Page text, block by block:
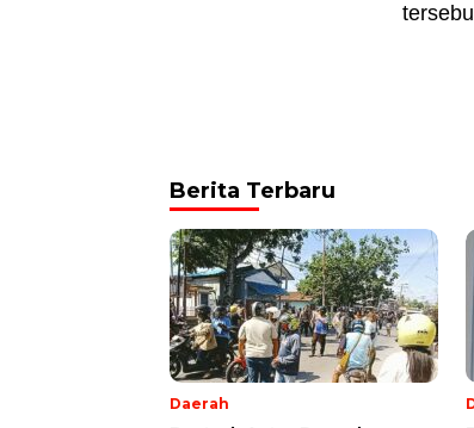
Berita Terbaru
Daerah